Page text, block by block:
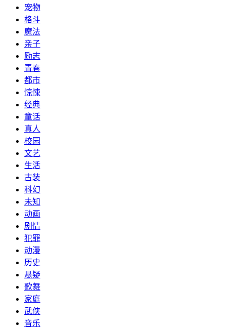
宠物
格斗
魔法
亲子
励志
青春
都市
惊悚
经典
童话
真人
校园
文艺
生活
古装
科幻
未知
动画
剧情
犯罪
动漫
历史
悬疑
歌舞
家庭
武侠
音乐